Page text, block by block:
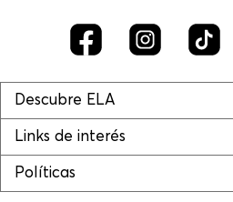
Descubre ELA
Links de interés
Políticas